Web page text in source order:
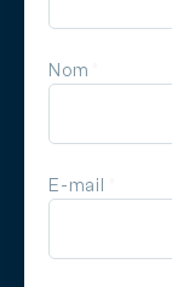
Nom
E-mail